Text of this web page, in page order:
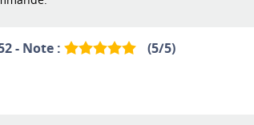
- Note : (5/5)